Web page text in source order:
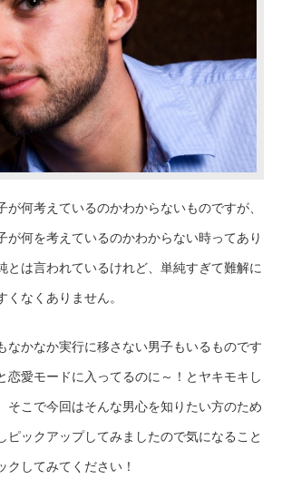
が何考えているのかわからないものですが、
が何を考えているのかわからない時ってあり
とは言われているけれど、単純すぎて難解に
なくありません。
なかなか実行に移さない男子もいるものです
恋愛モードに入ってるのに～！とヤキモキし
そこで今回はそんな男心を知りたい方のため
ピックアップしてみましたので気になること
クしてみてください！